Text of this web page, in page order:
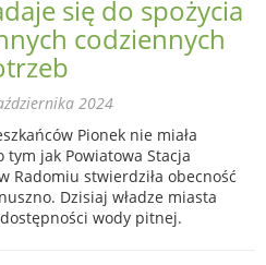
się do spożycia
codziennych
2024
Pionek nie miała
jak Powiatowa Stacja
Radomiu stwierdziła obecność
Dzisiaj władze miasta
wody pitnej.